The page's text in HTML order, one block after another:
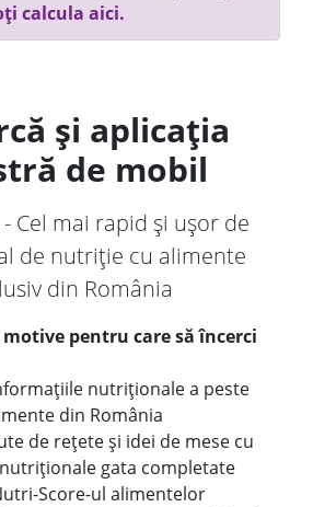
calcula aici.
și aplicația
de mobil
- Cel mai rapid și ușor de
de nutriție cu alimente
din România
pentru care să încerci
nutriționale a peste
din România
de rețete și idei de mese cu
gata completate
Score-ul alimentelor